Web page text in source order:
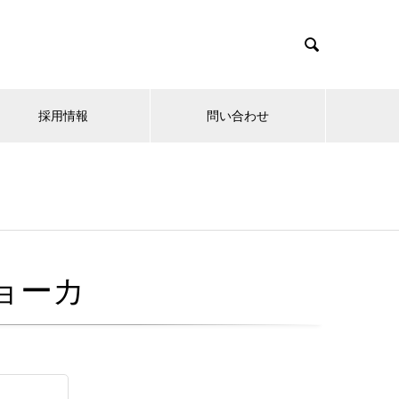

採用情報 問い合わせ
ーカ